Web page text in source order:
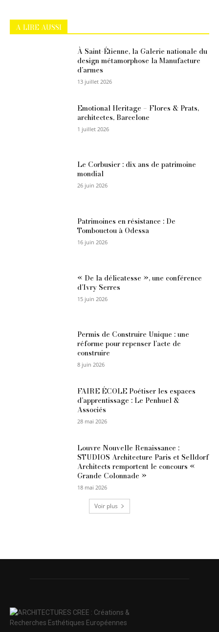
A LIRE AUSSI
À Saint-Étienne, la Galerie nationale du
design métamorphose la Manufacture
d’armes
13 juillet 2026
Emotional Heritage – Flores & Prats,
architectes, Barcelone
1 juillet 2026
Le Corbusier : dix ans de patrimoine
mondial
26 juin 2026
Patrimoines en résistance : De
Tombouctou à Odessa
16 juin 2026
« De la délicatesse », une conférence
d’Ivry Serres
15 juin 2026
Permis de Construire Unique : une
réforme pour repenser l’acte de
construire
8 juin 2026
FAIRE ÉCOLE Poétiser les espaces
d’apprentissage : Le Penhuel &
Associés
28 mai 2026
Louvre Nouvelle Renaissance :
STUDIOS Architecture Paris et Selldorf
Architects remportent le concours «
Grande Colonnade »
18 mai 2026
Voir plus